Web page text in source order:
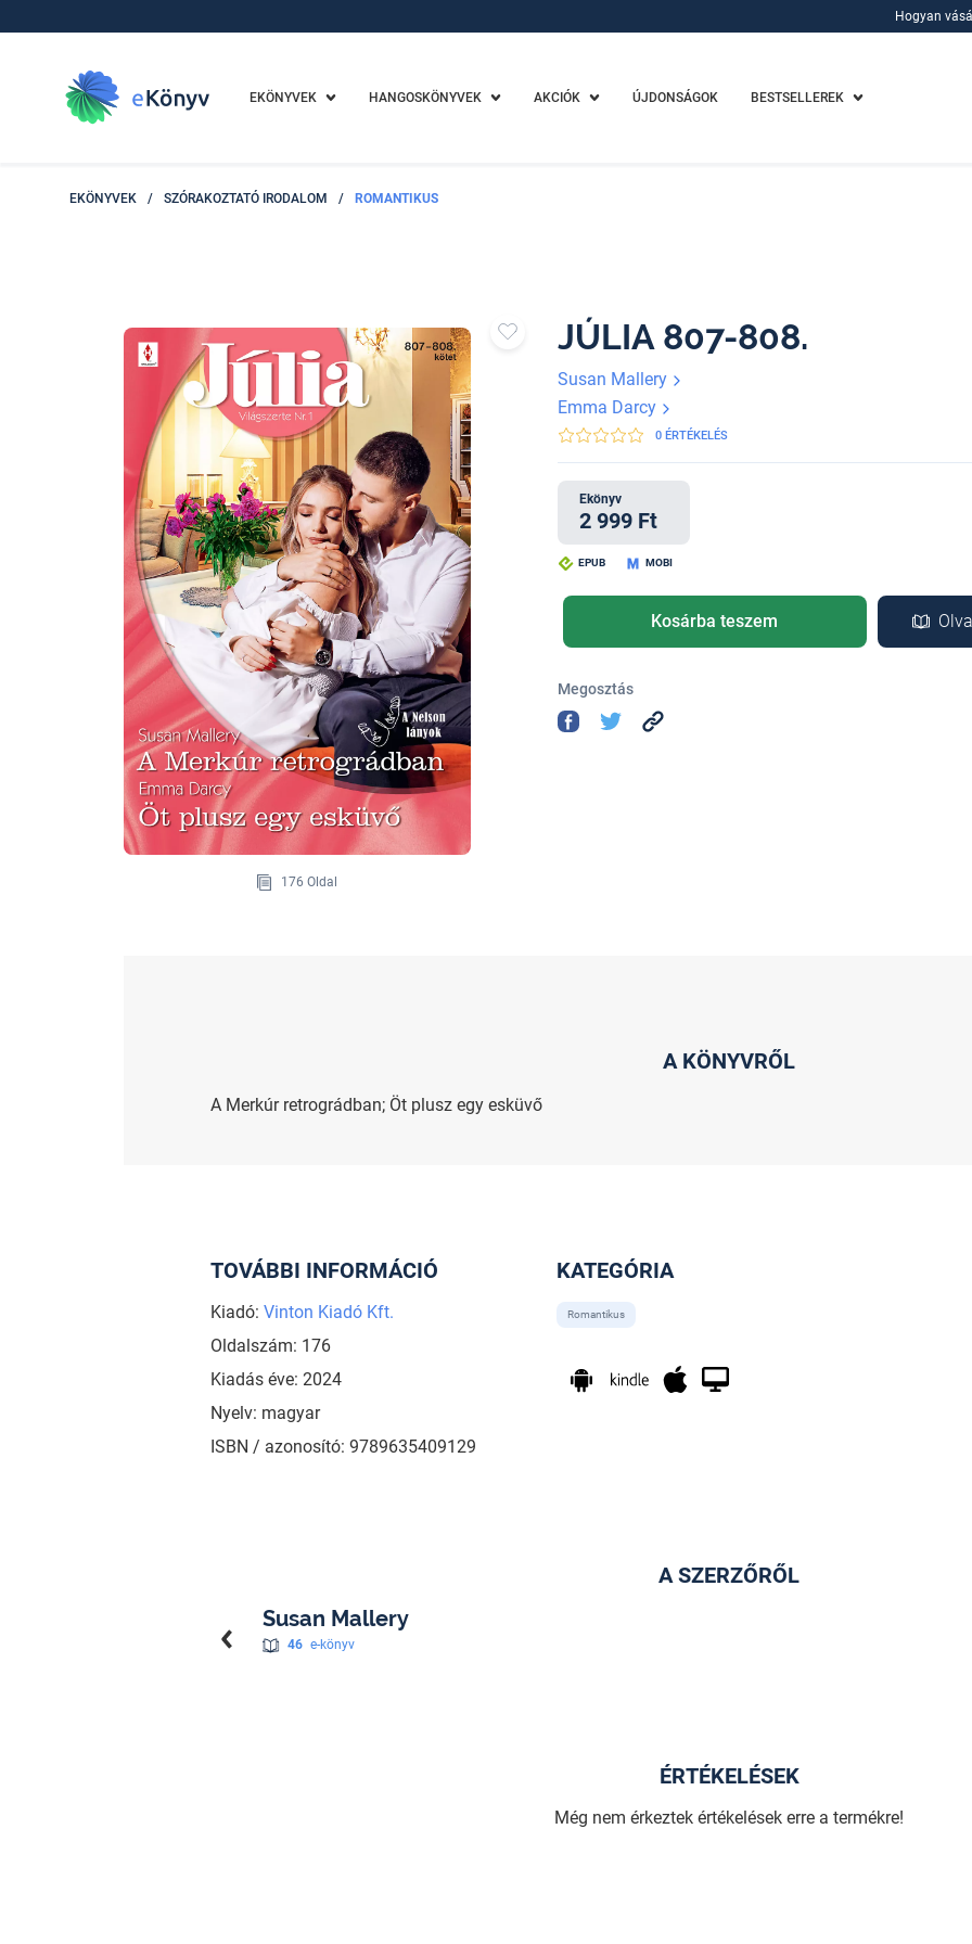
Hogyan
EKÖNYVEK HANGOSKÖNYVEK AKCIÓK ÚJDONSÁGOK BESTSELLEREK
EKÖNYVEK / SZÓRAKOZTATÓ IRODALOM / ROMANTIKUS
176 Oldal
JÚLIA 807-808.
Susan Mallery
Emma Darcy
0 ÉRTÉKELÉS
Ekönyv
2 999 Ft
EPUB MOBI
Kosárba teszem
Megosztás
A KÖNYVRŐL
A Merkúr retrográdban; Öt plusz egy esküvő
TOVÁBBI INFORMÁCIÓ
Kiadó: Vinton Kiadó Kft.
Oldalszám: 176
Kiadás éve: 2024
Nyelv: magyar
ISBN / azonosító: 9789635409129
KATEGÓRIA
Romantikus
A SZERZŐRŐL
Susan Mallery
46 e-könyv
ÉRTÉKELÉSEK
Még nem érkeztek értékelések erre a termékre!